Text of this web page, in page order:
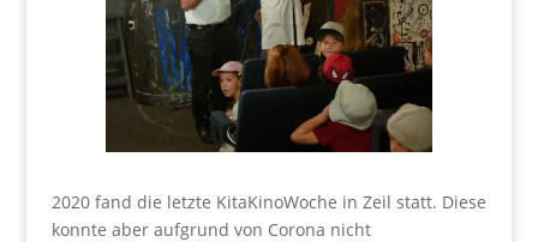
2020 fand die letzte KitaKinoWoche in Zeil statt. Diese
konnte aber aufgrund von Corona nicht